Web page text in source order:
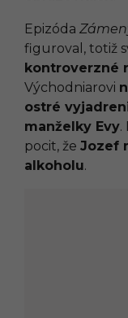
Epizóda
figuroval, totiž
kontroverzné
Východniarovi
ostré
manželky Evy.
pocit, že Jozef
alkoholu.